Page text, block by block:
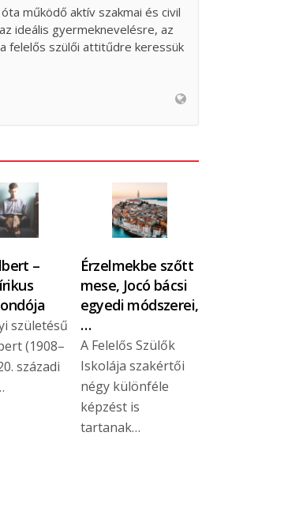
működő aktív szakmai és civil
ideális gyermeknevelésre, az
felelős szülői attitűdre keressük
–
születésű
(1908–
századi
Érzelmekbe szőtt
mese, Jocó bácsi
egyedi módszerei,
…
A Felelős Szülők
Iskolája szakértői
négy különféle
képzést is
tartanak…